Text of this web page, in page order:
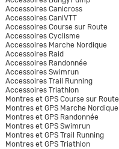
Accessoires Canicross
Accessoires CaniVTT
Accessoires Course sur Route
Accessoires Cyclisme
Accessoires Marche Nordique
Accessoires Raid
Accessoires Randonnée
Accessoires Swimrun
Accessoires Trail Running
Accessoires Triathlon
Montres et GPS Course sur Route
Montres et GPS Marche Nordique
Montres et GPS Randonnée
Montres et GPS Swimrun
Montres et GPS Trail Running
Montres et GPS Triathlon